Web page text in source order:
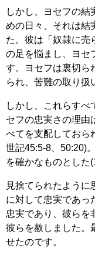
しかし、ヨセフの結
めの日々、それは結
た。彼は「奴隷に売
の足を悩まし、ヨセ
す。ヨセフは裏切ら
られ、苦難の取り扱
しかし、これらすべ
セフの忠実さの理由
べてを支配しておら
世記45:5-8、50:20)
を確かなものとした
見捨てられたように
に対して忠実であっ
忠実であり、彼らを
彼らを赦しました。
せたのです。